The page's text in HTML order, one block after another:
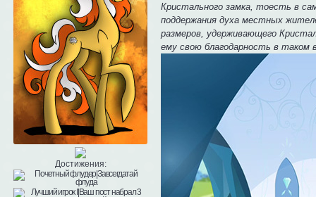
Достижения:
Кристального замка, тоесть в
поддержания духа местных
размеров, удерживающего
ему свою благодарность в таком